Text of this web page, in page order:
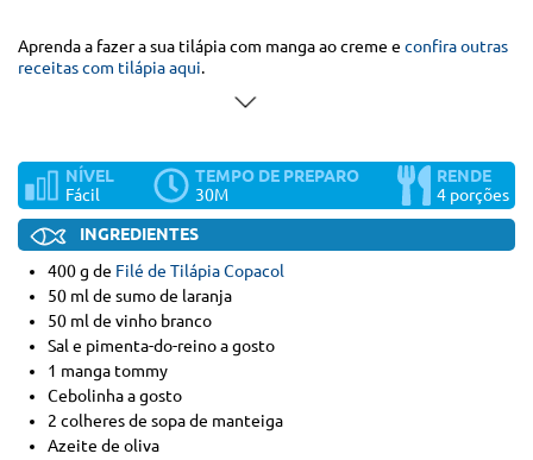
Aprenda a fazer a sua tilápia com manga ao creme e confira outras
receitas com tilápia aqui.
NÍVEL
Fácil
TEMPO DE PREPARO
30M
RENDE
4 porções
INGREDIENTES
400 g de Filé de Tilápia Copacol
50 ml de sumo de laranja
50 ml de vinho branco
Sal e pimenta-do-reino a gosto
1 manga tommy
Cebolinha a gosto
2 colheres de sopa de manteiga
Azeite de oliva